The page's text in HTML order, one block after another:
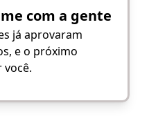
com a gente
já aprovaram
e o próximo
você.